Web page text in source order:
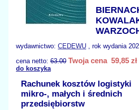
wydawnictwo: CEDEWU , rok wydania
cena netto: 63.00 Twoja cena 59,85 zł
do koszyka
Rachunek kosztów logistyki
mikro-, małych i średnich
przedsiębiorstw